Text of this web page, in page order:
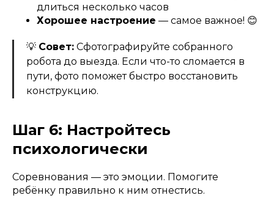
длиться несколько часов
Хорошее настроение — самое важное! 😊
💡 Совет: Сфотографируйте собранного
робота до выезда. Если что-то сломается в
пути, фото поможет быстро восстановить
конструкцию.
Шаг 6: Настройтесь
психологически
Соревнования — это эмоции. Помогите
ребёнку правильно к ним отнестись.